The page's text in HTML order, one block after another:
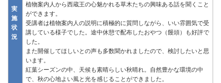
実
施
状
況
植物案内人から西蔵王の心魅かれる草木たちの興味ある話を聞くこと
ができます。
受講者は植物案内人の説明に積極的に質問しながら、いい雰囲気で受
講している様子でした。途中休憩で配布したおやつ（饅頭）も好評で
した。
また開催してほしいとの声も多数聞かれましたので、検討したいと思
います。
紅葉シーズンの中、天候も素晴らしい秋晴れ。自然豊かな環境の中
で、秋の心地よい風と光を感じることができました。